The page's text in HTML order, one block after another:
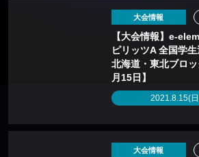
大会情報
【大会情報】e-
ピリッツA 全国学
北海道・東北ブロ
月15日】
2021.8.15(
大会情報